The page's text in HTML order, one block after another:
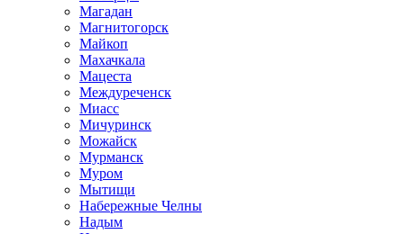
Магадан
Магнитогорск
Майкоп
Махачкала
Мацеста
Междуреченск
Миасс
Мичуринск
Можайск
Мурманск
Муром
Мытищи
Набережные Челны
Надым